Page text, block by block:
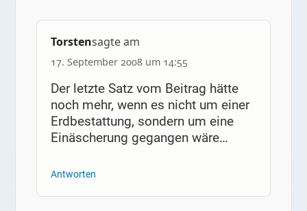
Torstensagte am
17. September 2008 um 14:55
Der letzte Satz vom Beitrag hätte
noch mehr, wenn es nicht um einer
Erdbestattung, sondern um eine
Einäscherung gegangen wäre…
Antworten